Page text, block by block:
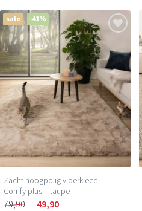
sale -41%
Zacht hoogpolig vloerkleed –
Comfy plus – taupe
79,90 49,90